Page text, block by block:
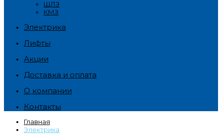
ЩЛЗ
КМЗ
Электрика
Лифты
Акции
Доставка и оплата
О компании
Контакты
Главная
Электрика